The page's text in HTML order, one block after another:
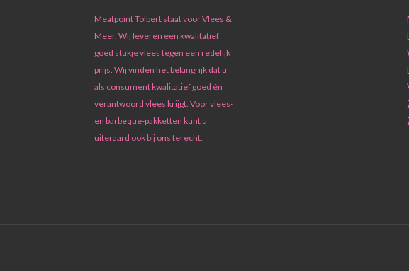
Meatpoint Tolbert staat voor Vlees &
Meer. Wij leveren een kwalitatief
goed stukje vlees tegen een redelijk
prijs. Wij vinden het belangrijk dat u
als consument kwalitatief goed én
verantwoord vlees krijgt. Voor vlees-
en barbeque-pakketten kunt u
uiteraard ook bij ons terecht.